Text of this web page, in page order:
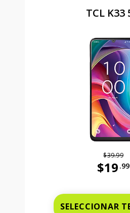
TCL K33
$39.99
$19 .99
SELECCIONAR